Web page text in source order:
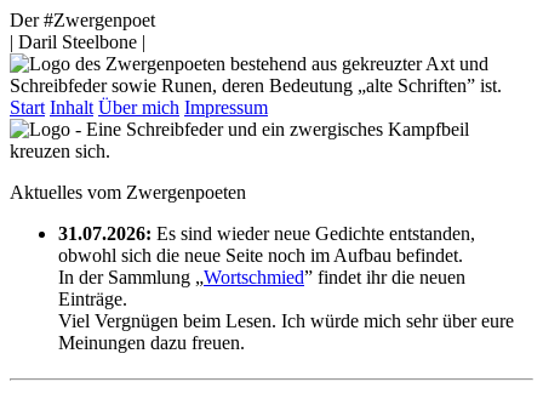
Der #Zwergenpoet
| Daril Steelbone |
Start Inhalt Über mich Impressum
Aktuelles vom Zwergenpoeten
31.07.2026: Es sind wieder neue Gedichte entstanden,
obwohl sich die neue Seite noch im Aufbau befindet.
In der Sammlung „Wortschmied” findet ihr die neuen
Einträge.
Viel Vergnügen beim Lesen. Ich würde mich sehr über eure
Meinungen dazu freuen.